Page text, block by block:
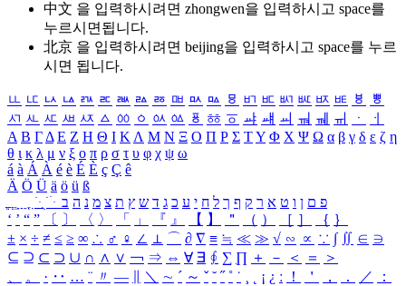
中文 을 입력하시려면 zhongwen을 입력하시고 space를
누르시면됩니다.
北京 을 입력하시려면 beijing을 입력하시고 space를 누르
시면 됩니다.
ㅥ ㅦ ㅧ ㅨ ㅩ ㅪ ㅫ ㅬ ㅭ ㅮ ㅯ ㅰ ㅱ ㅲ ㅳ ㅴ ㅵ ㅶ ㅷ ㅸ
ㅹ
ㅺ ㅻ ㅼ ㅽ ㅾ ㅿ ㆀ ㆁ ㆂ ㆃ ㆄ ㆅ ㆆ ㆇ ㆈ ㆉ ㆊ ㆋ ㆌ ㆍ
ㆎ
Α Β ΓΔ Ε Ζ Η Θ Ι ΚΛ Μ Ν Ξ Ο Π Ρ Σ ΤΥ Φ Χ Ψ Ω α β γ δ ε ζ η
θ ι κ λ μ ν ξ ο π ρ σ τ υ φ χ ψ ω
á à Á À é è É È ç Ç ê
Ä Ö Ü ä ö ü ß
ִֶֹ ֻּ ׁׂ פ ם ן ו ט א ר ק ף ך ל ח י ע כ ג ד ש ץ ת צ מ נ ה ב
‘ ’ “ ” 〔 〕 〈 〉 「 」 『 』 【 】 ＂ （ ） ［ ］ ｛ ｝
± × ÷ ≠ ≤ ≥ ∞ ∴ ♂ ♀ ∠ ⊥ ⌒ ∂ ∇ ≡ ≒ ≪ ≫ √ ∽ ∝ ∵ ∫ ∬ ∈ ∋
⊆ ⊇ ⊂ ⊃ ∪ ∩ ∧ ∨ ￢ ⇒ ⇔ ∀ ∃ ∮ ∑ ∏ ＋ － ＜ ＝
＞
、
。 · ‥ … ¨ 〃 ― ＼ ∼ ´ ～ ˇ ˘ ˝ ˚ ˙ ¸ ¡ ¿ ː ！ ＇ ， ． ／
：